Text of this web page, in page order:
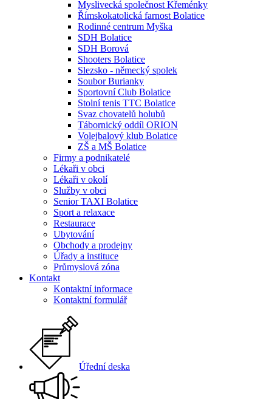
Myslivecká společnost Křeménky
Římskokatolická farnost Bolatice
Rodinné centrum Myška
SDH Bolatice
SDH Borová
Shooters Bolatice
Slezsko - německý spolek
Soubor Burianky
Sportovní Club Bolatice
Stolní tenis TTC Bolatice
Svaz chovatelů holubů
Tábornický oddíl ORION
Volejbalový klub Bolatice
ZŠ a MŠ Bolatice
Firmy a podnikatelé
Lékaři v obci
Lékaři v okolí
Služby v obci
Senior TAXI Bolatice
Sport a relaxace
Restaurace
Ubytování
Obchody a prodejny
Úřady a instituce
Průmyslová zóna
Kontakt
Kontaktní informace
Kontaktní formulář
Úřední deska